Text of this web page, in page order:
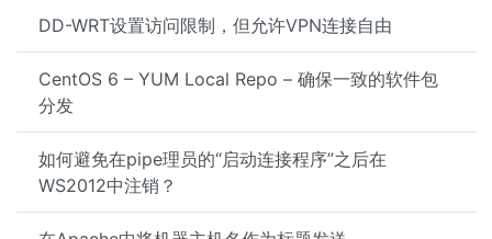
DD-WRT设置访问限制，但允许VPN连接自由
CentOS 6 – YUM Local Repo – 确保一致的软件包
分发
如何避免在pipe理员的“启动连接程序”之后在
WS2012中注销？